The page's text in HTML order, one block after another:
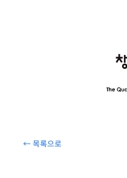
← 목록으로